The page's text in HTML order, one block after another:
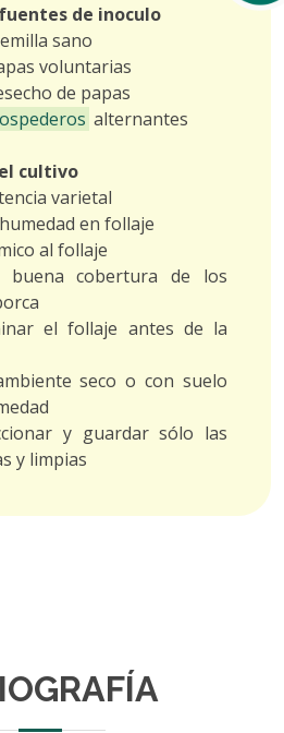
de inoculo
sano
voluntarias
de papas
alternantes
cultivo
varietal
en follaje
al follaje
buena cobertura de los
el follaje antes de la
seco o con suelo
y guardar sólo las
y limpias